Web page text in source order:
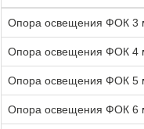
Опора освещения ФОК 3
Опора освещения ФОК 4
Опора освещения ФОК 5
Опора освещения ФОК 6